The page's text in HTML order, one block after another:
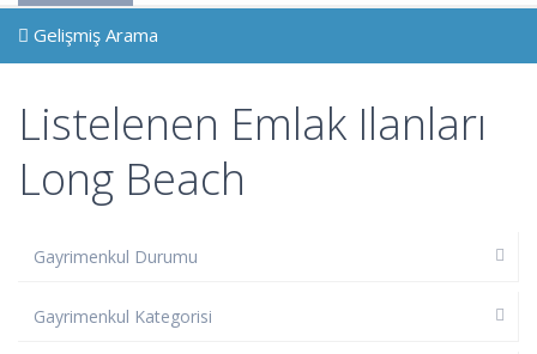
Gelişmiş Arama
Listelenen Emlak Ilanları
Long Beach
Gayrimenkul Durumu
Gayrimenkul Kategorisi